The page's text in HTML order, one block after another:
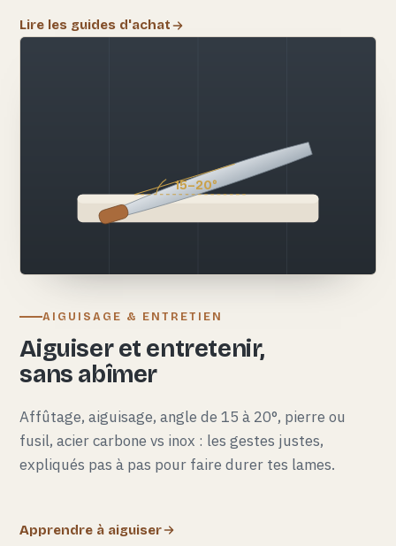
Lire les guides d'achat
15–20°
AIGUISAGE & ENTRETIEN
Aiguiser et entretenir,
sans abîmer
Affûtage, aiguisage, angle de 15 à 20°, pierre ou
fusil, acier carbone vs inox : les gestes justes,
expliqués pas à pas pour faire durer tes lames.
Apprendre à aiguiser